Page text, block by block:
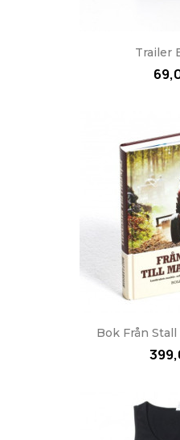
Trailer
Bok Från